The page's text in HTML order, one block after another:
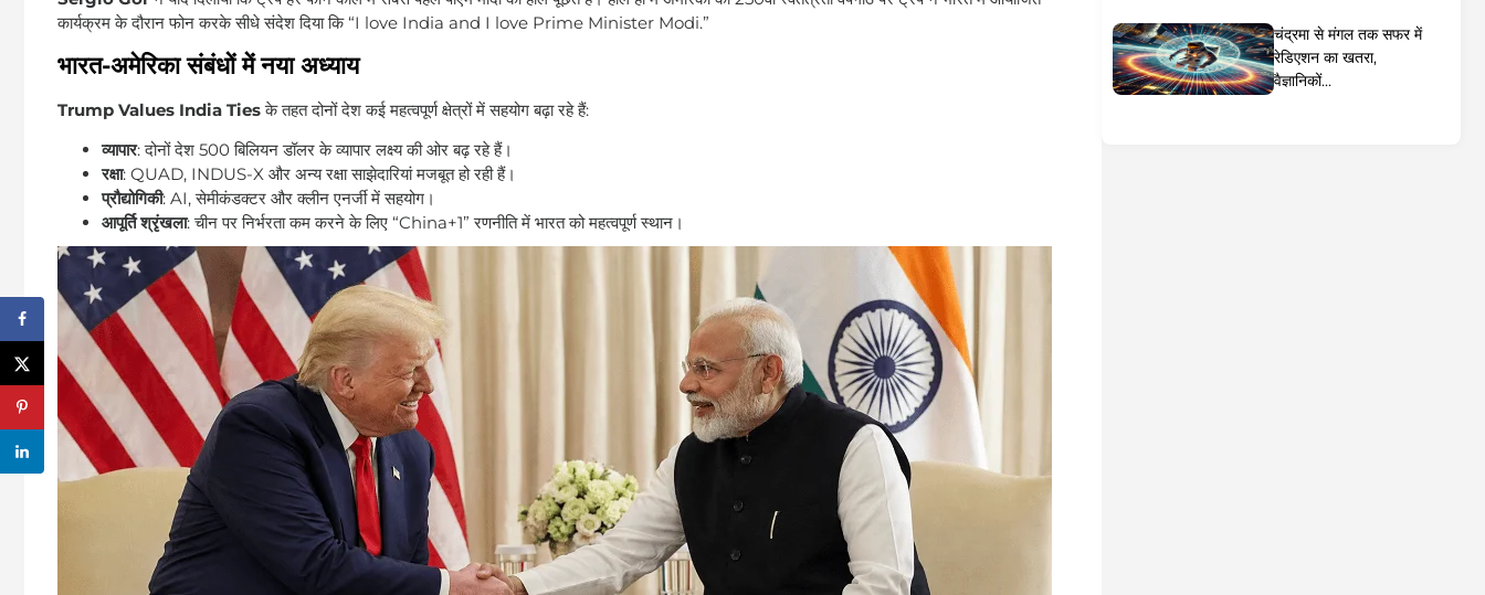
कार्यक्रम के दौरान फोन करके सीधे संदेश दिया कि “I love India and I love Prime Minister Modi.”
भारत-अमेरिका संबंधों में नया अध्याय
Trump Values India Tiesके तहत दोनों देश कई महत्वपूर्ण क्षेत्रों में सहयोग बढ़ा रहे हैं:
व्यापार: दोनों देश 500 बिलियन डॉलर के व्यापार लक्ष्य की ओर बढ़ रहे हैं।
रक्षा: QUAD, INDUS-X और अन्य रक्षा साझेदारियां मजबूत हो रही हैं।
प्रौद्योगिकी: AI, सेमीकंडक्टर और क्लीन एनर्जी में सहयोग।
आपूर्ति श्रृंखला: चीन पर निर्भरता कम करने के लिए “China+1” रणनीति में भारत को महत्वपूर्ण स्थान।
चंद्रमा से मंगल तक सफर में
रेडिएशन का खतरा,
वैज्ञानिकों...